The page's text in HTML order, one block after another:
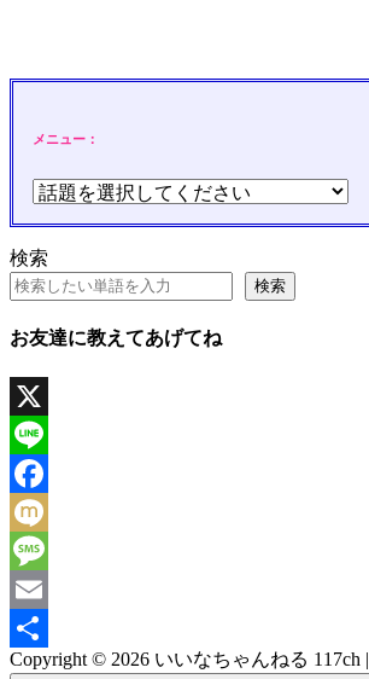
メニュー：
検索
検索
お友達に教えてあげてね
X
Line
Facebook
Mixi
Message
Email
共
Copyright © 2026 いいなちゃんねる 117ch |